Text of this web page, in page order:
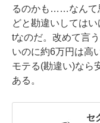
るのかも……なんて
どと勘違いしては
tなのだ。改めて言
いのに約6万円は高
モテる(勘違い)なら
ある。
セ